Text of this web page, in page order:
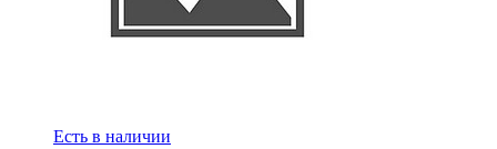
Есть в наличии